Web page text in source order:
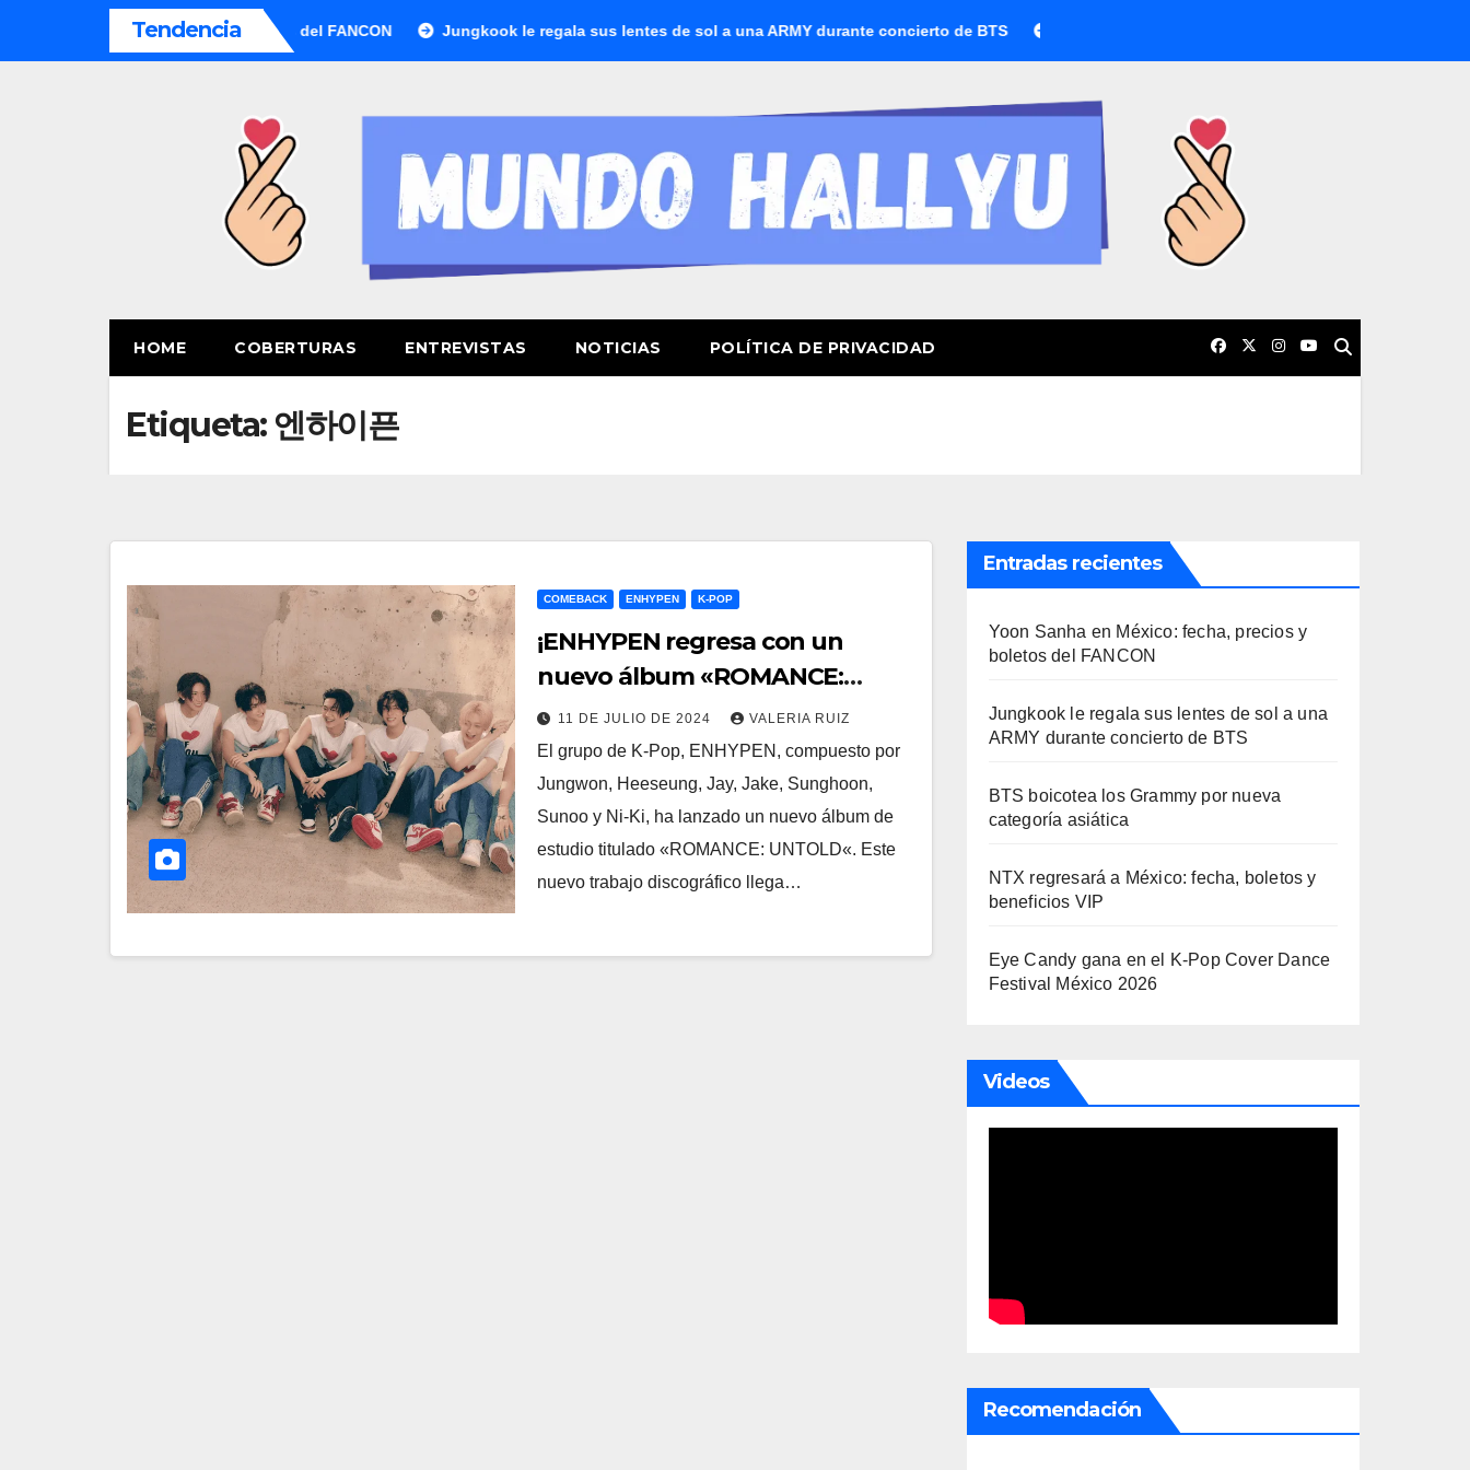
Tendencia
México: fecha, precios y boletos del FANCON Jungkook le regala sus lentes de sol a una ARMY durante concierto de BTS BTS boicotea los Grammy por nueva categoría asiática
HOME COBERTURAS ENTREVISTAS NOTICIAS POLÍTICA DE PRIVACIDAD
Etiqueta: 엔하이픈
COMEBACK ENHYPEN K-POP
¡ENHYPEN regresa con un
nuevo álbum «ROMANCE:
UNTOLD»!
11 DE JULIO DE 2024 VALERIA RUIZ
El grupo de K-Pop, ENHYPEN, compuesto por
Jungwon, Heeseung, Jay, Jake, Sunghoon,
Sunoo y Ni-Ki, ha lanzado un nuevo álbum de
estudio titulado «ROMANCE: UNTOLD«. Este
nuevo trabajo discográfico llega…
Entradas recientes
Yoon Sanha en México: fecha, precios y
boletos del FANCON
Jungkook le regala sus lentes de sol a una
ARMY durante concierto de BTS
BTS boicotea los Grammy por nueva
categoría asiática
NTX regresará a México: fecha, boletos y
beneficios VIP
Eye Candy gana en el K-Pop Cover Dance
Festival México 2026
Videos
Recomendación